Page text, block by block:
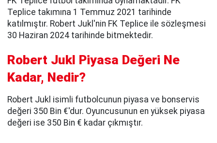
Teplice takımına 1 Temmuz 2021 tarihinde
katılmıştır. Robert Jukl'nin FK Teplice ile sözleşmesi
30 Haziran 2024 tarihinde bitmektedir.
Robert Jukl Piyasa Değeri Ne
Kadar, Nedir?
Robert Jukl isimli futbolcunun piyasa ve bonservis
değeri 350 Bin €'dur. Oyuncusunun en yüksek piyasa
değeri ise 350 Bin € kadar çıkmıştır.